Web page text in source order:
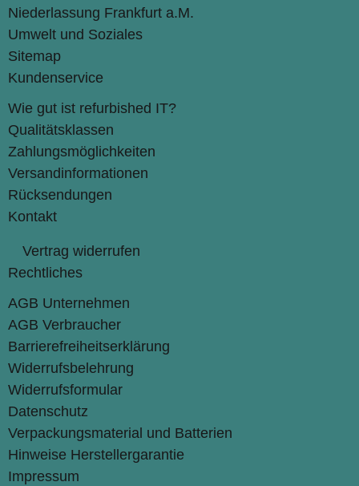
Niederlassung Frankfurt a.M.
Umwelt und Soziales
Sitemap
Kundenservice
Wie gut ist refurbished IT?
Qualitätsklassen
Zahlungsmöglichkeiten
Versandinformationen
Rücksendungen
Kontakt
Vertrag widerrufen
Rechtliches
AGB Unternehmen
AGB Verbraucher
Barrierefreiheitserklärung
Widerrufsbelehrung
Widerrufsformular
Datenschutz
Verpackungsmaterial und Batterien
Hinweise Herstellergarantie
Impressum